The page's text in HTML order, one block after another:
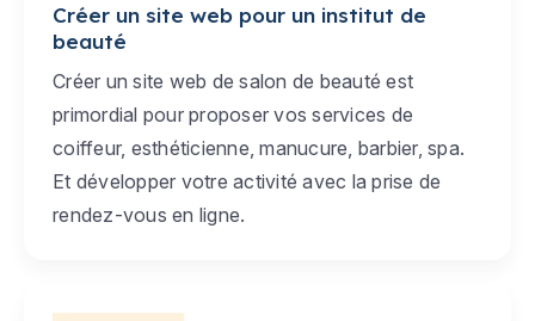
Créer un site web pour un institut de
beauté
Créer un site web de salon de beauté est
primordial pour proposer vos services de
coiffeur, esthéticienne, manucure, barbier, spa.
Et développer votre activité avec la prise de
rendez-vous en ligne.